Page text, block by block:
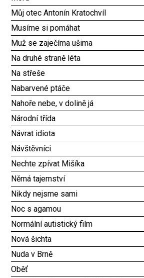
Můj otec Antonín Kratochvíl
Musíme si pomáhat
Muž se zaječíma ušima
Na druhé straně léta
Na střeše
Nabarvené ptáče
Nahoře nebe, v dolině já
Národní třída
Návrat idiota
Návštěvníci
Nechte zpívat Mišíka
Němá tajemství
Nikdy nejsme sami
Noc s agamou
Normální autistický film
Nová šichta
Nuda v Brně
Oběť